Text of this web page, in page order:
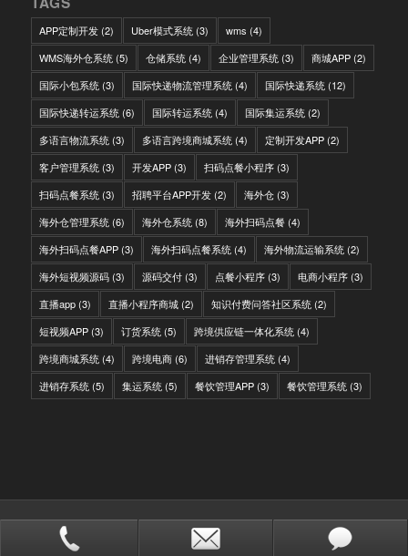
APP定制开发(2) Uber模式系统(3) wms (4)
WMS海外仓系统(5) 仓储系统(4) 企业管理系统(3) 商城APP(2)
国际小包系统(3) 国际快递物流管理系统(4) 国际快递系统(12)
国际快递转运系统(6) 国际转运系统(4) 国际集运系统(2)
多语言物流系统(3) 多语言跨境商城系统(4) 定制开发APP(2)
客户管理系统(3) 开发APP(3) 扫码点餐小程序(3)
扫码点餐系统(3) 招聘平台APP开发(2) 海外仓(3)
海外仓管理系统(6) 海外仓系统(8) 海外扫码点餐(4)
海外扫码点餐APP(3) 海外扫码点餐系统(4) 海外物流运输系统(2)
海外短视频源码(3) 源码交付(3) 点餐小程序(3) 电商小程序(3)
直播app(3) 直播小程序商城(2) 知识付费问答社区系统(2)
短视频APP(3) 订货系统(5) 跨境供应链一体化系统(4)
跨境商城系统(4) 跨境电商(6) 进销存管理系统(4)
进销存系统(5) 集运系统(5) 餐饮管理APP(3) 餐饮管理系统(3)
© Copyright - IITC网域信息-软件开发，国际快递转运系统，WMS海外仓系
统，会员系统，分销系统